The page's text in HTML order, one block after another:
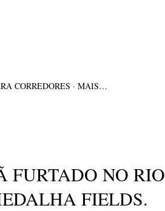
CORREDORES MAIS…
FURTADO NO RIO
FIELDS.